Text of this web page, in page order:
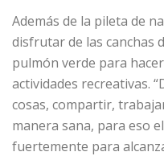
Además de la pileta de
disfrutar de las canchas
pulmón verde para
actividades recreativas.
cosas, compartir,
manera sana, para eso
fuertemente para